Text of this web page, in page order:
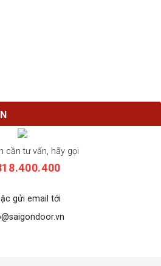
cần tư vấn, hãy gọi
gửi email tới